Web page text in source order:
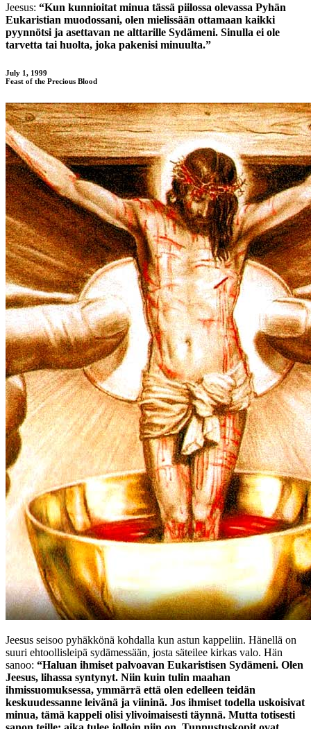
Jeesus: “Kun kunnioitat minua tässä piilossa olevassa Pyhän
Eukaristian muodossani, olen mielissään ottamaan kaikki
pyynnötsi ja asettavan ne alttarille Sydämeni. Sinulla ei ole
tarvetta tai huolta, joka pakenisi minuulta.”
July 1, 1999
Feast of the Precious Blood
Jeesus seisoo pyhäkkönä kohdalla kun astun kappeliin. Hänellä on
suuri ehtoollisleipä sydämessään, josta säteilee kirkas valo. Hän
sanoo: “Haluan ihmiset palvoavan Eukaristisen Sydämeni. Olen
Jeesus, lihassa syntynyt. Niin kuin tulin maahan
ihmissuomuksessa, ymmärrä että olen edelleen teidän
keskuudessanne leivänä ja viininä. Jos ihmiset todella uskoisivat
minua, tämä kappeli olisi ylivoimaisesti täynnä. Mutta totisesti